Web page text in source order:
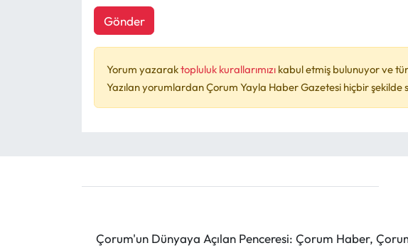
Gönder
Yorum yazaraktopluluk kurallarımızı kabul etmiş bulunuyor ve
Yazılan yorumlardan Çorum Yayla Haber Gazetesi hiçbir şekilde
Çorum'un Dünyaya Açılan Penceresi: Çorum Haber,